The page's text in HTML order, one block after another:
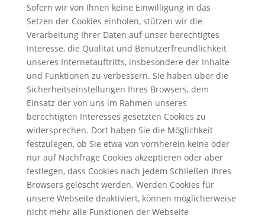
Sofern wir von Ihnen keine Einwilligung in das
Setzen der Cookies einholen, stützen wir die
Verarbeitung Ihrer Daten auf unser berechtigtes
Interesse, die Qualität und Benutzerfreundlichkeit
unseres Internetauftritts, insbesondere der Inhalte
und Funktionen zu verbessern. Sie haben über die
Sicherheitseinstellungen Ihres Browsers, dem
Einsatz der von uns im Rahmen unseres
berechtigten Interesses gesetzten Cookies zu
widersprechen. Dort haben Sie die Möglichkeit
festzulegen, ob Sie etwa von vornherein keine oder
nur auf Nachfrage Cookies akzeptieren oder aber
festlegen, dass Cookies nach jedem Schließen Ihres
Browsers gelöscht werden. Werden Cookies für
unsere Webseite deaktiviert, können möglicherweise
nicht mehr alle Funktionen der Webseite